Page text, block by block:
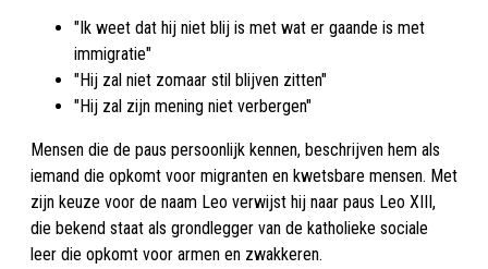
"Ik weet dat hij niet blij is met wat er gaande is met
immigratie"
"Hij zal niet zomaar stil blijven zitten"
"Hij zal zijn mening niet verbergen"
Mensen die de paus persoonlijk kennen, beschrijven hem als
iemand die opkomt voor migranten en kwetsbare mensen. Met
zijn keuze voor de naam Leo verwijst hij naar paus Leo XIII,
die bekend staat als grondlegger van de katholieke sociale
leer die opkomt voor armen en zwakkeren.